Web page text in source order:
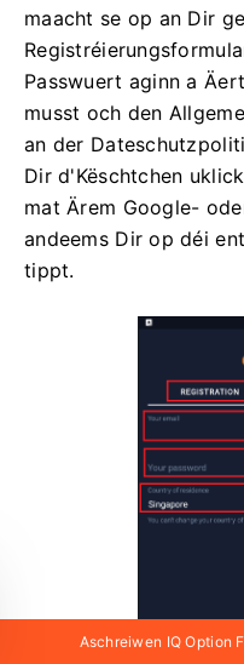
maacht se op an Dir
Passwuert aginn a
musst och den
an der
Dir d'Këschtchen
mat Ärem Google-
andeems Dir op déi
tippt.
Aschreiwen IQ Option